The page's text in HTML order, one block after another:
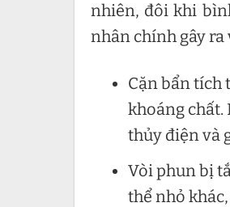
nhiên, đôi khi
nhân chính gây ra
Cặn bẩn tích
khoáng chất.
thủy điện và
Vòi phun bị
thể nhỏ